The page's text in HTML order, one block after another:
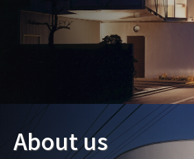
About us